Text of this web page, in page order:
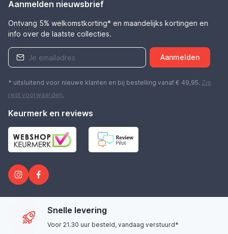
Aanmelden nieuwsbrief
Ontvang 5% welkomstkorting* en maandelijks kortingen en
info over de laatste collecties.
Aanmelden
* uitsluitend voor nieuwe klanten en bij bestelling vanaf € 49,95. Zie
rest voorwaarden.
Keurmerk en reviews
Snelle levering
Voor 21.30 uur besteld, vandaag verstuurd*